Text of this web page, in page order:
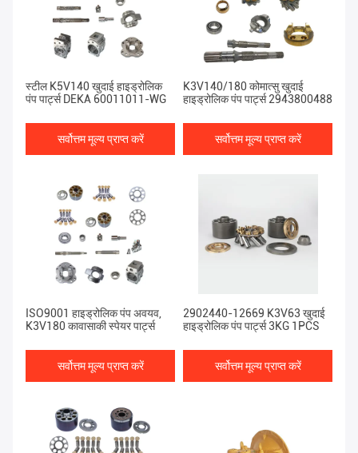
स्टील K5V140 खुदाई हाइड्रोलिक
पंप पार्ट्स DEKA 60011011-WG
सर्वोत्तम मूल्य प्राप्त करें
K3V140/180 कोमात्सु खुदाई
हाइड्रोलिक पंप पार्ट्स 2943800488
सर्वोत्तम मूल्य प्राप्त करें
ISO9001 हाइड्रोलिक पंप अवयव,
K3V180 कावासाकी स्पेयर पार्ट्स
सर्वोत्तम मूल्य प्राप्त करें
2902440-12669 K3V63 खुदाई
हाइड्रोलिक पंप पार्ट्स 3KG 1PCS
सर्वोत्तम मूल्य प्राप्त करें